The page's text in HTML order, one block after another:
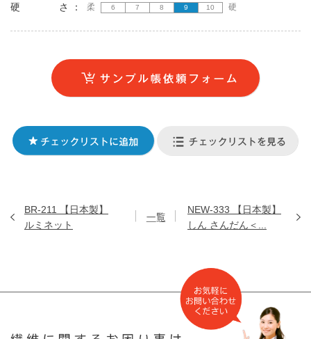
硬 さ ： 柔 6 7 8 9 10 硬
BR-211 【日本製】
ルミネット
NEW-333 【日本製】
しん さんだん＜...